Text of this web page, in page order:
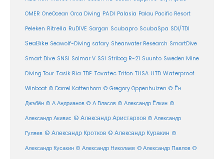
OMER OneOcean Orca Diving PADI Palasia Palau Pacific Resort
Peleken Ritrella RuDIVE Sargan Scubapro ScubaSpa SDI/TDI
SeaBike Seawolf-Diving safary Shearwater Research SmartDive
Smart Dive SNSI Solmar V SSI Stribog R-21 Suunto Sweden Mine
Diving Tour Tasik Ria TDE Tovatec Triton TUSA UTD Waterproof
Winboat © Darrel Kattenhorn © Gregory Oppenhuizen © Ён
Джэбён © А Андрианов © А Власов © Александр Ёлкин ©
Александр Акивис © Александр Аристархов © Александр
Гуляев © Александр Кротков © Александр Куракин ©
Александр Кусакин © Александр Николаев © Александр Павлов ©